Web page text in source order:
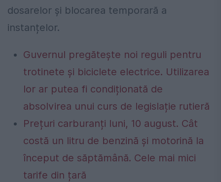
dosarelor și blocarea temporară a
instanțelor.
Guvernul pregătește noi reguli pentru
trotinete și biciclete electrice. Utilizarea
lor ar putea fi condiționată de
absolvirea unui curs de legislație rutieră
Prețuri carburanți luni, 10 august. Cât
costă un litru de benzină și motorină la
început de săptămână. Cele mai mici
tarife din țară